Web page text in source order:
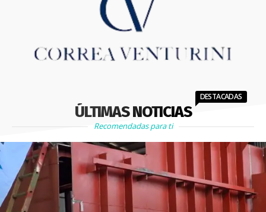
ÚLTIMAS NOTICIAS
DESTACADAS
Recomendadas para ti